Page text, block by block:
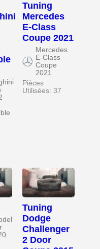
Tuning
Mercedes
E-Class
Coupe 2021
Mercedes
E-Class
Coupe
2021
Pièces
Utilisées: 37
Tuning
Dodge
Challenger
2 Door